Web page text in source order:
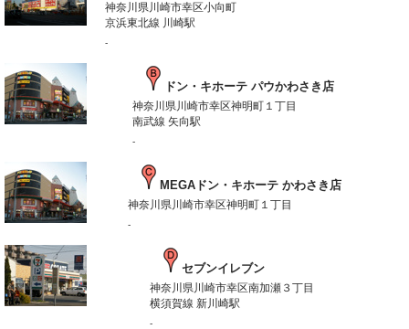
神奈川県川崎市幸区小向町
京浜東北線 川崎駅
-
ドン・キホーテ パウかわさき店
神奈川県川崎市幸区神明町１丁目
南武線 矢向駅
-
MEGAドン・キホーテ かわさき店
神奈川県川崎市幸区神明町１丁目
-
セブンイレブン
神奈川県川崎市幸区南加瀬３丁目
横須賀線 新川崎駅
-